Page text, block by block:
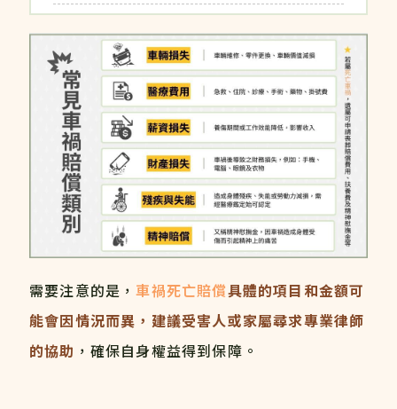
需要注意的是，車禍死亡賠償具體的項目和金額可
能會因情況而異，建議受害人或家屬尋求專業律師
的協助 ，確保自身權益得到保障。